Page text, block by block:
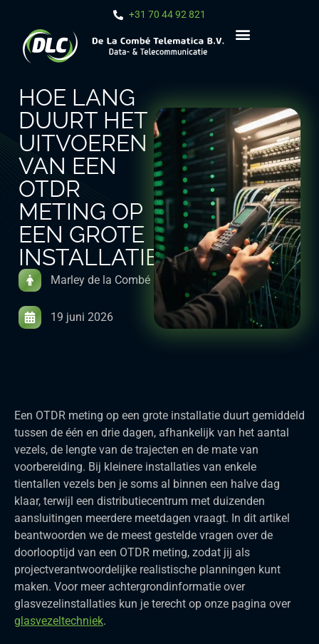
+31 70 44 92 821
HOE LANG
DUURT HET
UITVOEREN
VAN EEN
OTDR
METING OP
EEN GROTE
INSTALLATIE?
Marley de la Combé
19 juni 2026
Een OTDR meting op een grote installatie duurt gemiddeld
tussen de één en drie dagen, afhankelijk van het aantal
vezels, de lengte van de trajecten en de mate van
voorbereiding. Bij kleinere installaties van enkele
tientallen vezels ben je soms al binnen een halve dag
klaar, terwijl een distributiecentrum met duizenden
aansluitingen meerdere meetdagen vraagt. In dit artikel
beantwoorden we de meest gestelde vragen over de
doorlooptijd van een OTDR meting, zodat jij als
projectverantwoordelijke realistische planningen kunt
maken. Voor meer achtergrondinformatie over
glasvezelinstallaties kun je terecht op onze pagina over
glasvezeltechniek.